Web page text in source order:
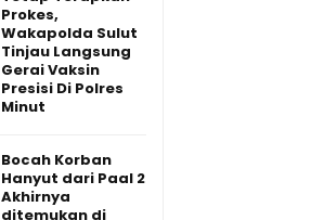
Prokes,
Wakapolda Sulut
Tinjau Langsung
Gerai Vaksin
Presisi Di Polres
Minut
Bocah Korban
Hanyut dari Paal 2
Akhirnya
ditemukan di